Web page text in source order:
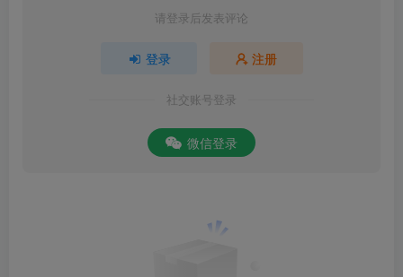
请登录后发表评论
登录 注册
社交账号登录
微信登录